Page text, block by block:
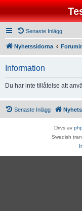
Senaste Inlägg
Nyhetssidorna
Information
Du har inte tillåtelse att
Senaste Inlägg
Drivs av
Swedish